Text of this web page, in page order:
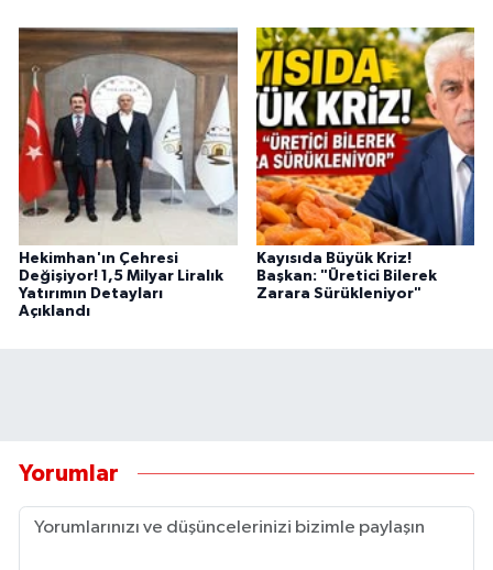
Hekimhan'ın Çehresi
Değişiyor! 1,5 Milyar Liralık
Yatırımın Detayları
Açıklandı
Kayısıda Büyük Kriz!
Başkan: "Üretici Bilerek
Zarara Sürükleniyor"
Yorumlar